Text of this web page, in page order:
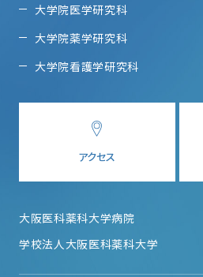
大学院医学研究科
大学院薬学研究科
大学院看護学研究科
アクセス
大阪医科薬科大学病院
学校法人大阪医科薬科大学